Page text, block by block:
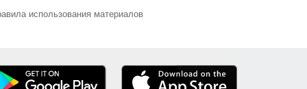
использования материалов